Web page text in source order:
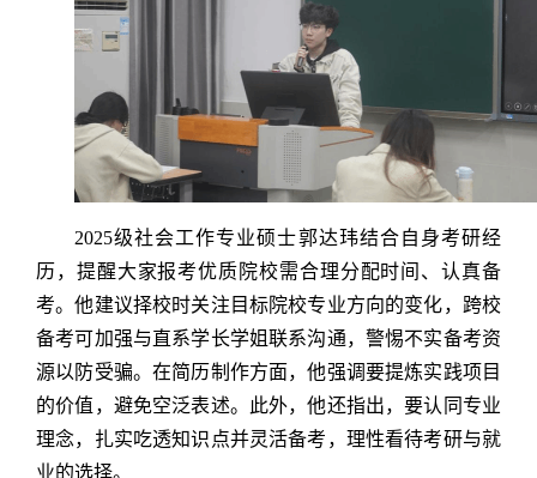
2025级社会工作专业硕士郭达玮结合自身考研经
历，提醒大家报考优质院校需合理分配时间、认真备
考。他建议择校时关注目标院校专业方向的变化，跨校
备考可加强与直系学长学姐联系沟通，警惕不实备考资
源以防受骗。在简历制作方面，他强调要提炼实践项目
的价值，避免空泛表述。此外，他还指出，要认同专业
理念，扎实吃透知识点并灵活备考，理性看待考研与就
业的选择。